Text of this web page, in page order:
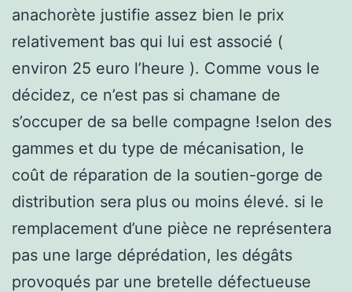
anachorète justifie assez bien le prix
relativement bas qui lui est associé (
environ 25 euro l’heure ). Comme vous le
décidez, ce n’est pas si chamane de
s’occuper de sa belle compagne !selon des
gammes et du type de mécanisation, le
coût de réparation de la soutien-gorge de
distribution sera plus ou moins élevé. si le
remplacement d’une pièce ne représentera
pas une large déprédation, les dégâts
provoqués par une bretelle défectueuse